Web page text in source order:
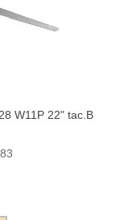
W11P 22" tac.B